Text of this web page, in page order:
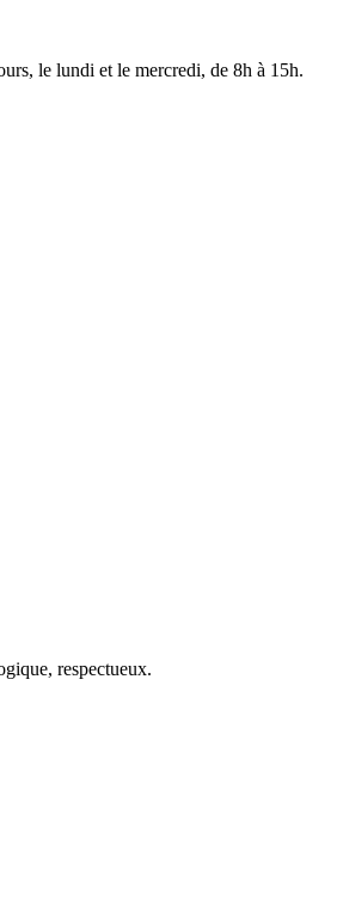
le lundi et le mercredi, de 8h à 15h.
respectueux.